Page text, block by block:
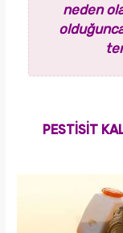
neden
PESTİSİT